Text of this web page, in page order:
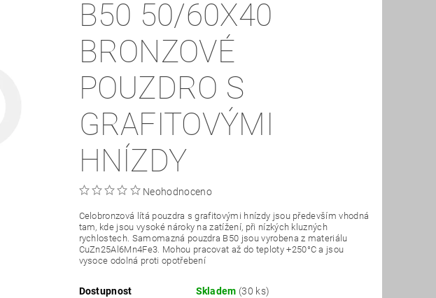
B50 50/60X40
BRONZOVÉ
POUZDRO S
GRAFITOVÝMI
HNÍZDY
Neohodnoceno
Celobronzová lítá pouzdra s grafitovými hnízdy jsou především vhodná
tam, kde jsou vysoké nároky na zatížení, při nízkých kluzných
rychlostech. Samomazná pouzdra B50 jsou vyrobena z materiálu
CuZn25Al6Mn4Fe3. Mohou pracovat až do teploty +250°C a jsou
vysoce odolná proti opotřebení
Dostupnost Skladem (30 ks)